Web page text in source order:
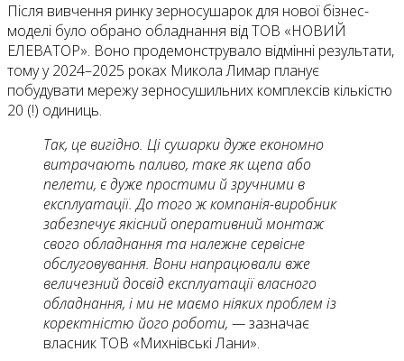
Після вивчення ринку зерносушарок для нової бізнес-
моделі було обрано обладнання від ТОВ «НОВИЙ
ЕЛЕВАТОР». Воно продемонструвало відмінні результати,
тому у 2024–2025 роках Микола Лимар планує
побудувати мережу зерносушильних комплексів кількістю
20 (!) одиниць.
Так, це вигідно. Ці сушарки дуже економно
витрачають паливо, таке як щепа або
пелети, є дуже простими й зручними в
експлуатації. До того ж компанія-виробник
забезпечує якісний оперативний монтаж
свого обладнання та належне сервісне
обслуговування. Вони напрацювали вже
величезний досвід експлуатації власного
обладнання, і ми не маємо ніяких проблем із
коректністю його роботи, —зазначає
власник ТОВ «Михнівські Лани».